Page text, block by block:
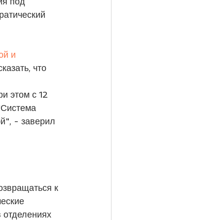
и
что
этом с 12
- заверил
к